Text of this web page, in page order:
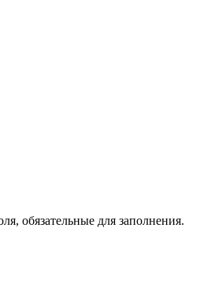
обязательные для заполнения.